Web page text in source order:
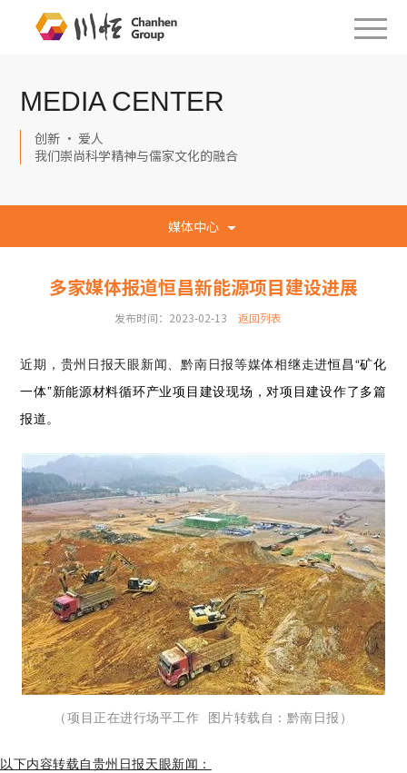
MEDIA CENTER
创新 · 爱人
我们崇尚科学精神与儒家文化的融合
媒体中心
多家媒体报道恒昌新能源项目建设进展
发布时间：2023-02-13 返回列表
近期，贵州日报天眼新闻、黔南日报等媒体相继走进恒昌“矿化
一体”新能源材料循环产业项目建设现场，对项目建设作了多篇
报道。
（项目正在进行场平工作 图片转载自：黔南日报）
以下内容转载自贵州日报天眼新闻：